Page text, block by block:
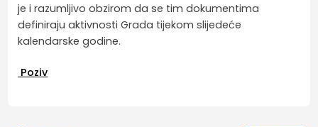
je i razumljivo obzirom da se tim dokumentima
definiraju aktivnosti Grada tijekom slijedeće
kalendarske godine.
Poziv